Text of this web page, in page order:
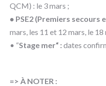
QCM) : le 3 mars ;
• PSE2 (Premiers secours
mars, les 11 et 12 mars, le 18
• “Stage mer“ : dates
=> À NOTER :